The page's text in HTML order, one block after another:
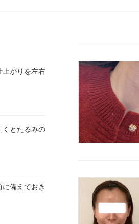
上がりを左右
くとたるみの
備えておき